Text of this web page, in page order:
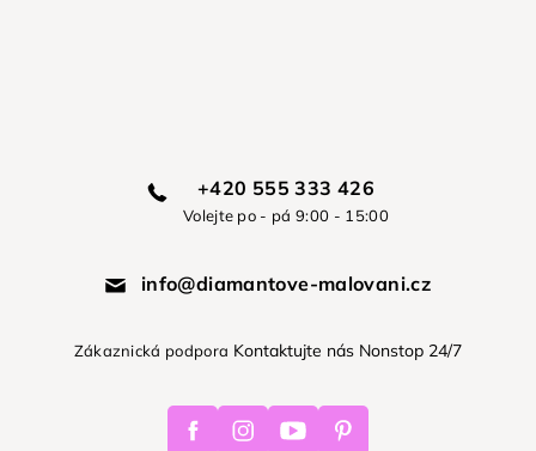
+420 555 333 426
Volejte po - pá 9:00 - 15:00
info@diamantove-malovani.cz
Zákaznická podpora Kontaktujte nás Nonstop 24/7
FacebookInstagramYoutube Pinterest